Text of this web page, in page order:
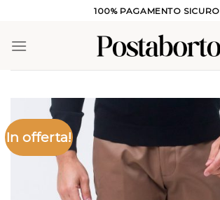
contenuti
100% PAGAMENTO SICURO
In offerta!